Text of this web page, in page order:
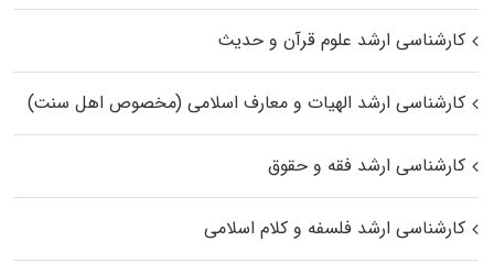
کارشناسی ارشد علوم قرآن و حدیث
کارشناسی ارشد الهیات و معارف اسلامی (مخصوص اهل سنت)
کارشناسی ارشد فقه و حقوق
کارشناسی ارشد فلسفه و کلام اسلامی